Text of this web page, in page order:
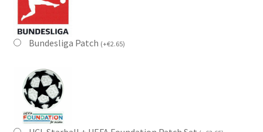
Bundesliga Patch (+€2.65)